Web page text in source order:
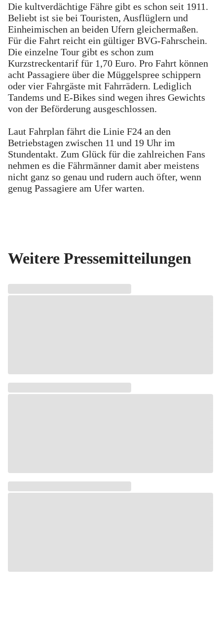
Die kultverdächtige Fähre gibt es schon seit 1911.
Beliebt ist sie bei Touristen, Ausflüglern und
Einheimischen an beiden Ufern gleichermaßen.
Für die Fahrt reicht ein gültiger BVG-Fahrschein.
Die einzelne Tour gibt es schon zum
Kurzstreckentarif für 1,70 Euro. Pro Fahrt können
acht Passagiere über die Müggelspree schippern
oder vier Fahrgäste mit Fahrrädern. Lediglich
Tandems und E-Bikes sind wegen ihres Gewichts
von der Beförderung ausgeschlossen.
Laut Fahrplan fährt die Linie F24 an den
Betriebstagen zwischen 11 und 19 Uhr im
Stundentakt. Zum Glück für die zahlreichen Fans
nehmen es die Fährmänner damit aber meistens
nicht ganz so genau und rudern auch öfter, wenn
genug Passagiere am Ufer warten.
Weitere Pressemitteilungen